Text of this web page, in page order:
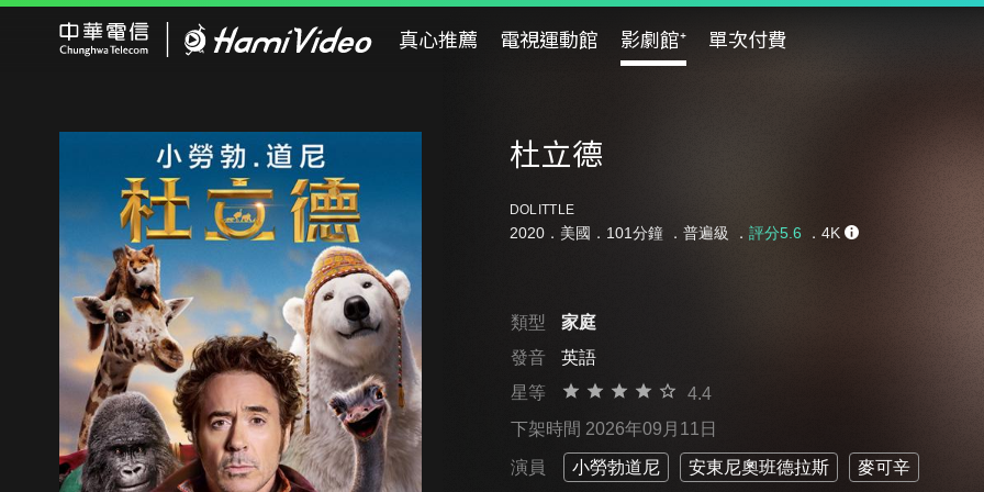
真心推薦 電視運動館 影劇館⁺ 單次付費
杜立德
DOLITTLE
2020．美國．101分鐘 ． 普遍級 ． 評分5.6 ．4K
類型
家庭
發音
英語
星等
4.4
下架時間 2026年09月11日
演員 小勞勃道尼 安東尼奧班德拉斯 麥可辛